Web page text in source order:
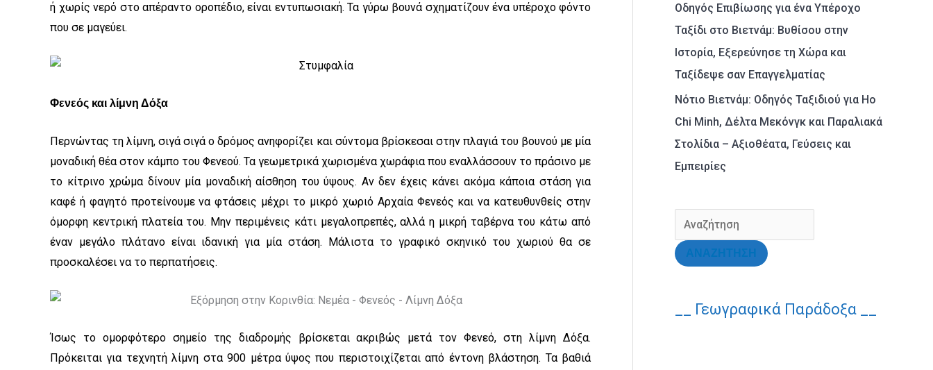
ή χωρίς νερό στο απέραντο οροπέδιο, είναι εντυπωσιακή. Τα γύρω βουνά σχηματίζουν ένα υπέροχο φόντο
που σε μαγεύει.
Φενεός και λίμνη Δόξα
Περνώντας τη λίμνη, σιγά σιγά ο δρόμος ανηφορίζει και σύντομα βρίσκεσαι στην πλαγιά του βουνού με μία
μοναδική θέα στον κάμπο του Φενεού. Τα γεωμετρικά χωρισμένα χωράφια που εναλλάσσουν το πράσινο με
το κίτρινο χρώμα δίνουν μία μοναδική αίσθηση του ύψους. Αν δεν έχεις κάνει ακόμα κάποια στάση για
καφέ ή φαγητό προτείνουμε να φτάσεις μέχρι το μικρό χωριό Αρχαία Φενεός και να κατευθυνθείς στην
όμορφη κεντρική πλατεία του. Μην περιμένεις κάτι μεγαλοπρεπές, αλλά η μικρή ταβέρνα του κάτω από
έναν μεγάλο πλάτανο είναι ιδανική για μία στάση. Μάλιστα το γραφικό σκηνικό του χωριού θα σε
προσκαλέσει να το περπατήσεις.
Ίσως το ομορφότερο σημείο της διαδρομής βρίσκεται ακριβώς μετά τον Φενεό, στη λίμνη Δόξα.
Πρόκειται για τεχνητή λίμνη στα 900 μέτρα ύψος που περιστοιχίζεται από έντονη βλάστηση. Τα βαθιά
Οδηγός Επιβίωσης για ένα Υπέροχο
Ταξίδι στο Βιετνάμ: Βυθίσου στην
Ιστορία, Εξερεύνησε τη Χώρα και
Ταξίδεψε σαν Επαγγελματίας
Νότιο Βιετνάμ: Οδηγός Ταξιδιού για Ho
Chi Minh, Δέλτα Μεκόνγκ και Παραλιακά
Στολίδια – Αξιοθέατα, Γεύσεις και
Εμπειρίες
ΑΝΑΖΗΤΗΣΗ
__ Γεωγραφικά Παράδοξα __